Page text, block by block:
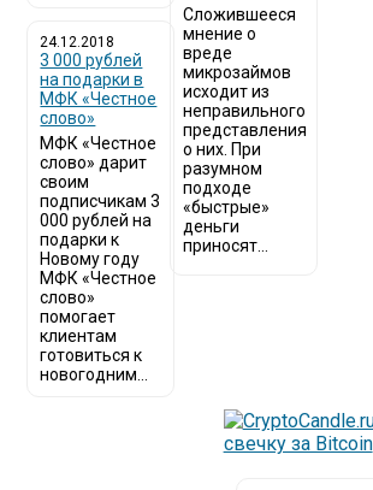
24.12.2018
3 000 рублей
на подарки в
МФК «Честное
слово»
МФК «Честное
слово» дарит
своим
подписчикам 3
000 рублей на
подарки к
Новому году
МФК «Честное
слово»
помогает
клиентам
готовиться к
новогодним...
Сложившееся
мнение о
вреде
микрозаймов
исходит из
неправильного
представления
о них. При
разумном
подходе
«быстрые»
деньги
приносят...